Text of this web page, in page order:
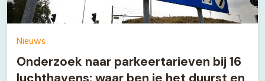
Nieuws
Onderzoek naar parkeertarieven bij 16
luchthavens: waar ben je het duurst en